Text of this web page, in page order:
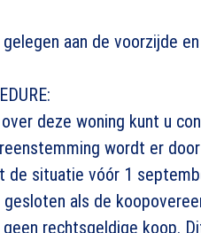
aan de voorzijde
deze woning kunt u
wordt er
situatie vóór 1
als de
rechtsgeldige koop.